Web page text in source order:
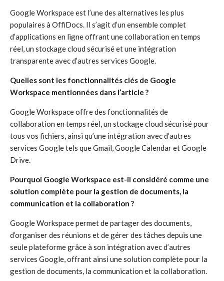
Google Workspace est l’une des alternatives les plus
populaires à OffiDocs. Il s’agit d’un ensemble complet
d’applications en ligne offrant une collaboration en temps
réel, un stockage cloud sécurisé et une intégration
transparente avec d’autres services Google.
Quelles sont les fonctionnalités clés de Google
Workspace mentionnées dans l’article ?
Google Workspace offre des fonctionnalités de
collaboration en temps réel, un stockage cloud sécurisé pour
tous vos fichiers, ainsi qu’une intégration avec d’autres
services Google tels que Gmail, Google Calendar et Google
Drive.
Pourquoi Google Workspace est-il considéré comme une
solution complète pour la gestion de documents, la
communication et la collaboration ?
Google Workspace permet de partager des documents,
d’organiser des réunions et de gérer des tâches depuis une
seule plateforme grâce à son intégration avec d’autres
services Google, offrant ainsi une solution complète pour la
gestion de documents, la communication et la collaboration.